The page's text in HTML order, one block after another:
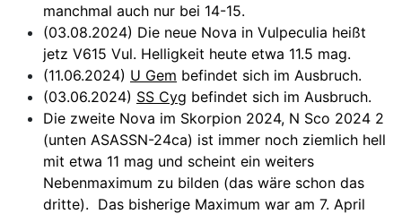
manchmal auch nur bei 14-15.
(03.08.2024) Die neue Nova in Vulpeculia heißt
jetz V615 Vul. Helligkeit heute etwa 11.5 mag.
(11.06.2024) U Gem befindet sich im Ausbruch.
(03.06.2024) SS Cyg befindet sich im Ausbruch.
Die zweite Nova im Skorpion 2024, N Sco 2024 2
(unten ASASSN-24ca) ist immer noch ziemlich hell
mit etwa 11 mag und scheint ein weiters
Nebenmaximum zu bilden (das wäre schon das
dritte). Das bisherige Maximum war am 7. April